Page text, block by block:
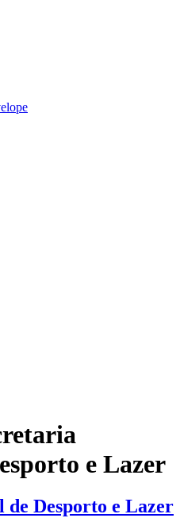
e Lazer
Desporto e Lazer